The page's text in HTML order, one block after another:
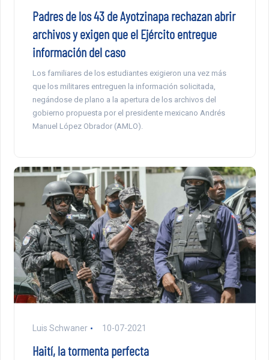
Padres de los 43 de Ayotzinapa rechazan abrir
archivos y exigen que el Ejército entregue
información del caso
Los familiares de los estudiantes exigieron una vez más
que los militares entreguen la información solicitada,
negándose de plano a la apertura de los archivos del
gobierno propuesta por el presidente mexicano Andrés
Manuel López Obrador (AMLO).
Luis Schwaner 10-07-2021
Haití, la tormenta perfecta